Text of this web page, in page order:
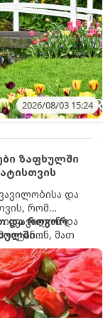
2026/08/03 15:24
ზაფხულში
და
რომ
იყვავილონ და
მათ
მცენარის
სასუქები
და როგორ